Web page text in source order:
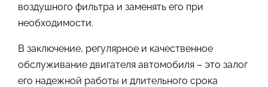
воздушного фильтра и заменять его при
необходимости.
В заключение, регулярное и качественное
обслуживание двигателя автомобиля – это залог
его надежной работы и длительного срока